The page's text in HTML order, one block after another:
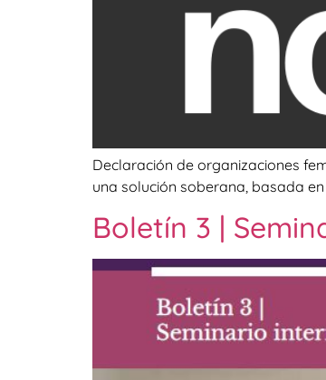
Declaración de organizaciones
una solución soberana, basada
Boletín 3 |